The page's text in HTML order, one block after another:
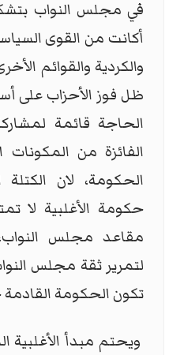
في مجلس النواب
أكانت من القوى
والكردية والقوائم
ظل فوز الأحزاب على
الحاجة قائمة
الفائزة من
الحكومة، لان
حكومة الأغلبية لا
مقاعد مجلس
لتمرير ثقة مجلس
تكون الحكومة القادمة
ويحتم مبدأ الأغلبية